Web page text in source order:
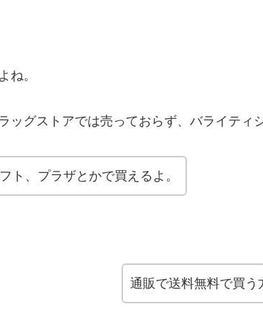
ね。
ッグストアでは売っておらず、バライティ
ト、プラザとかで買えるよ。
通販で送料無料で買う